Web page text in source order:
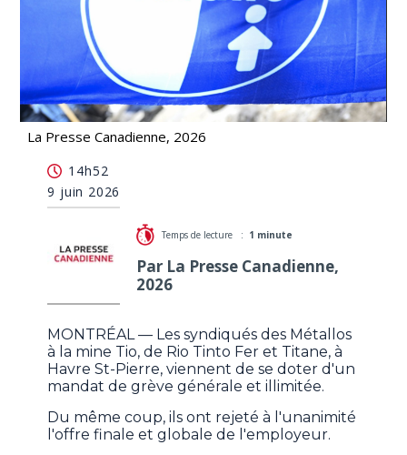
La Presse Canadienne, 2026
Titane, à Havre St-Pierre
14h52
9 juin 2026
Temps de lecture : 1 minute
Par La Presse Canadienne,
2026
MONTRÉAL — Les syndiqués des Métallos
à la mine Tio, de Rio Tinto Fer et Titane, à
Havre St-Pierre, viennent de se doter d'un
mandat de grève générale et illimitée.
Du même coup, ils ont rejeté à l'unanimité
l'offre finale et globale de l'employeur.